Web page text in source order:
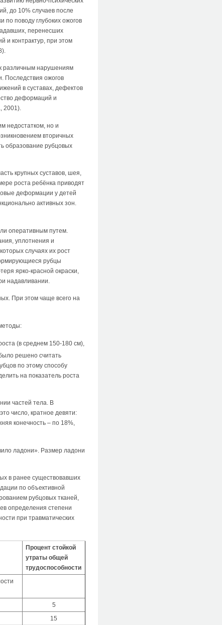
до 10% случаев после
по поводу глубоких ожогов
перенесших
и контрактур, при этом
различным нарушениям
Последствия ожогов
в суставах, дефектов
деформаций и
2001).
недостатком, но и
вторичных
образование рубцовых
крупных суставов, шея,
роста ребёнка приводят
деформации у детей
активных зон.
оперативным путем.
уплотнения и
случаях их рост
рубцы
ярко-красной окраски,
надавливании.
При этом чаще всего на
(в среднем 150-180 см),
решено считать
по этому способу
на показатель роста
частей тела. В
число, кратное девяти:
конечность – по 18%,
ладони». Размер ладони
в ранее существовавших
по объективной
рубцовых тканей,
определения степени
при травматических
Процент стойкой
утраты общей
трудоспособности
5
15